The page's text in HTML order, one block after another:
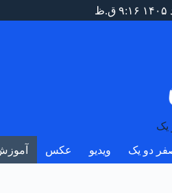
یک
دو یک ویدیو عکس